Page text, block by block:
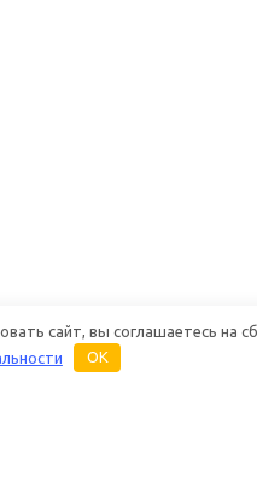
сайт, вы соглашаетесь на
OK